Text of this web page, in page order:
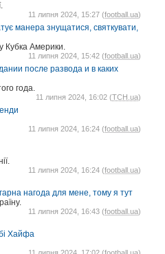
11 липня 2024, 15:27 (football.ua)
манера знущатися, святкувати,
Кубка Америки.
11 липня 2024, 15:42 (football.ua)
после развода и в каких
года.
11 липня 2024, 16:02 (ТСН.ua)
11 липня 2024, 16:24 (football.ua)
11 липня 2024, 16:24 (football.ua)
нагода для мене, тому я тут
11 липня 2024, 16:43 (football.ua)
Хайфа